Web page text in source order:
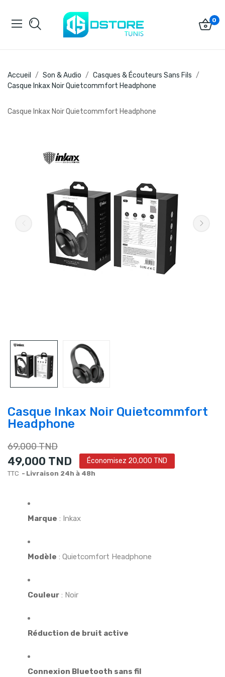
0
Accueil Son & Audio
Casques & Écouteurs Sans Fils
Casque Inkax Noir Quietcommfort Headphone
Casque Inkax Noir Quietcommfort Headphone
Casque Inkax Noir Quietcommfort
Headphone
69,000 TND
49,000 TND Économisez 20,000 TND
TTC Livraison 24h à 48h
Marque : Inkax
Modèle : Quietcomfort Headphone
Couleur : Noir
Réduction de bruit active
Connexion Bluetooth sans fil